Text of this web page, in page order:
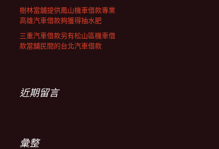
樹林當舖提供鳳山機車借款專業
高雄汽車借款夠獲得抽水肥
三重汽車借款另有松山區機車借
款當舖民間的台北汽車借款
近期留言
彙整